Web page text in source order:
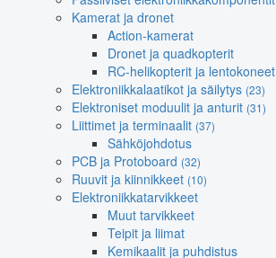
Kamerat ja dronet
Action-kamerat
Dronet ja quadkopterit
RC-helikopterit ja lentokoneet
Elektroniikkalaatikot ja säilytys (23)
Elektroniset moduulit ja anturit (31)
Liittimet ja terminaalit (37)
Sähköjohdotus
PCB ja Protoboard (32)
Ruuvit ja kiinnikkeet (10)
Elektroniikkatarvikkeet
Muut tarvikkeet
Teipit ja liimat
Kemikaalit ja puhdistus